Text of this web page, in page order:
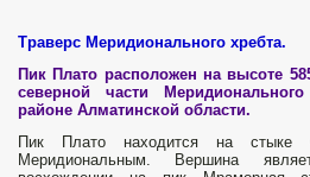
Траверс Меридионального хребта.
Пик Плато расположен на высоте
северной части
районе Алматинской области.
Пик Плато находится на стыке
Меридиональным. Вершина